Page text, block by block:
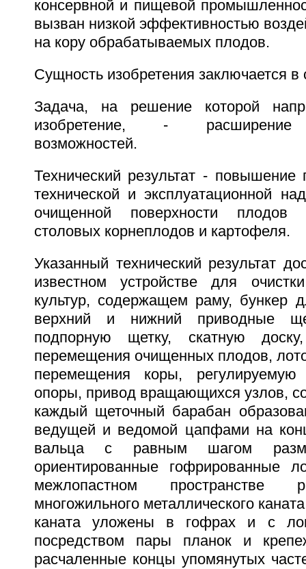
консервной и пищевой
вызван низкой эффективностью
на кору обрабатываемых плодов.
Сущность изобретения заключается
Задача, на решение которой
изобретение, - расширение
возможностей.
Технический результат - повышение
технической и эксплуатационной
очищенной поверхности плодов
столовых корнеплодов и картофеля.
Указанный технический результат
известном устройстве для
культур, содержащем раму, бункер
верхний и нижний приводные
подпорную щетку, скатную
перемещения очищенных плодов,
перемещения коры,
опоры, привод вращающихся узлов,
каждый щеточный барабан
ведущей и ведомой цапфами на
вальца с равным шагом
ориентированные гофрированные
межлопастном пространстве
многожильного металлического
каната уложены в гофрах и с
посредством пары планок и
расчаленные концы упомянутых